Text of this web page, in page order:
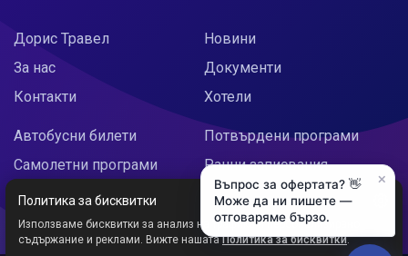
Дорис Травел
За нас
Контакти
Новини
Документи
Хотели
Автобусни билети
Самолетни програми
Doris Украйна
Потвърдени програми
Ранни записвания
Празнични предложения
Политика за бисквитки
Използваме бисквитки за анализ на трафика и персонализирано
съдържание и реклами. Вижте нашатаПолитика за бисквитки.
×
Въпрос за офертата? 👋
Може да ни пишете —
отговаряме бързо.